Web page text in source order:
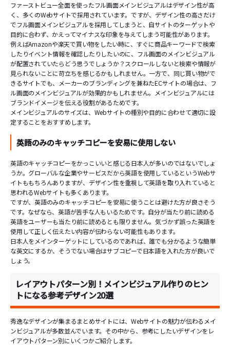
ファーストビュー全面を使ったフル画面メインビジュアルはデザイン性が高
く、多くのWebサイトで採用されています。ですが、デザイン性の高さだけ
でフル画面メインビジュアルを採用してしまうと、自サイトのターゲットや
目的に合わず、かえってマイナスな印象を与えてしまう可能性があります。
例えばAmazonや楽天で買い物をしたい時に、すぐに商品キーワードで検索
したりイベント情報を確認したりしたいのに、フル画面のメインビジュアル
が配置されていたらどう思うでしょうか？スクロールしないと検索や情報が
見られないことに苛立ちを感じるかもしれません。一方で、同じ買い物がで
きるサイトでも、メーカーのブランディングを兼ねたECサイトの場合は、フ
ル画面のメインビジュアルが効果的かもしれません。メインビジュアルには
ブランドイメージを伝える役割があるためです。
メインビジュアルのサイズは、Webサイトの種別や目的に合わせて適切に設
定することをおすすめします。
英語のみのキャッチコピーを安易に使用しない
英語のキャッチコピーをかっこいいと感じる日本人が多いのではないでしょ
うか。グローバルな企業やサービスだから英語を使用しているというWebサ
イトももちろんありますが、デザイン性を重視して英語を取り入れていると
思われるWebサイトも多くあります。
ですが、英語のみのキャッチコピーを安易に使うことは避けた方が良さそう
です。なぜなら、英語が苦手な人もいるためです。自分が当たり前に読める
英語をユーザーも当たり前に読めるとも限りません。気づかず誤った英語を
使用して正しく伝えたい内容が伝わらない可能性もあります。
日本人をメインターゲットにしているのであれば、誰でも分かるような簡単
な英文にするか、そうでない場合はサブコピーで日本語を入れた方が良いで
しょう。
レイアウトパターン別！メインビジュアル作りのヒン
トになる参考デザイン20選
秀逸なデザインが集まるまとめサイトには、Webサイトの魅力が伝わるメイ
ンビジュアルが多数並んでいます。その中から、参考にしたいデザインをレ
イアウトパターン別にいくつかご紹介します。